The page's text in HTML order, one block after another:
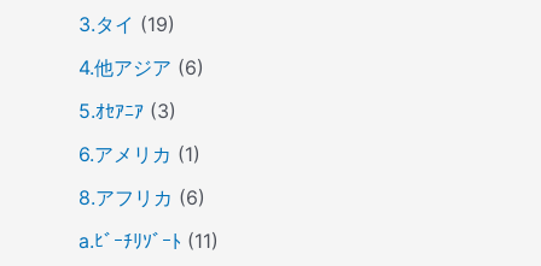
3.タイ (19)
4.他アジア (6)
5.ｵｾｱﾆｱ(3)
6.アメリカ (1)
8.アフリカ (6)
a.ﾋﾞｰﾁﾘｿﾞｰﾄ (11)